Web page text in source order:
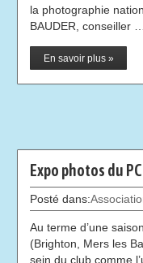
la photographie
BAUDER, conseiller …
En savoir plus »
Expo photos du
Posté dans:
Au terme d’une
(Brighton, Mers les
sein du club comme